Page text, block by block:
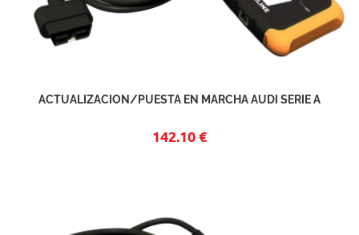
ACTUALIZACION/PUESTA EN MARCHA AUDI SERIE A
142.10 €